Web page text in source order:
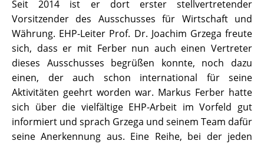
Seit 2014 ist er dort erster stellvertretender
Vorsitzender des Ausschusses für Wirtschaft und
Währung. EHP-Leiter Prof. Dr. Joachim Grzega freute
sich, dass er mit Ferber nun auch einen Vertreter
dieses Ausschusses begrüßen konnte, noch dazu
einen, der auch schon international für seine
Aktivitäten geehrt worden war. Markus Ferber hatte
sich über die vielfältige EHP-Arbeit im Vorfeld gut
informiert und sprach Grzega und seinem Team dafür
seine Anerkennung aus. Eine Reihe, bei der jeden